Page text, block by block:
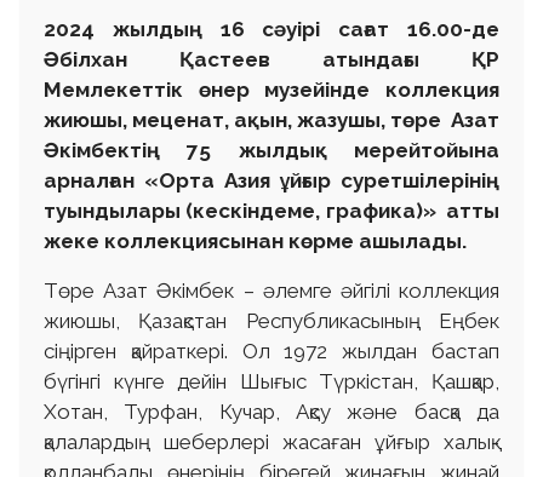
2024 жылдың 16 сәуірі сағат 16.00-де
Әбілхан Қастеев атындағы ҚР
Мемлекеттік өнер музейінде коллекция
жиюшы, меценат, ақын, жазушы, төре Азат
Әкімбектің 75 жылдық мерейтойына
арналған «Орта Азия ұйғыр суретшілерінің
туындылары (кескіндеме, графика)» атты
жеке коллекциясынан көрме ашылады.
Төре Азат Әкімбек – әлемге әйгілі коллекция
жиюшы, Қазақстан Республикасының Еңбек
сіңірген қайраткері. Ол 1972 жылдан бастап
бүгінгі күнге дейін Шығыс Түркістан, Қашқар,
Хотан, Турфан, Кучар, Ақсу және басқа да
қалалардың шеберлері жасаған ұйғыр халық-